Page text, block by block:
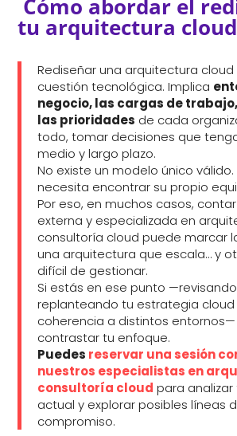
Cómo abordar el
tu arquitectura cloud
Rediseñar una arquitectura
cuestión tecnológica. Implica
negocio, las cargas de
las prioridades de cada
todo, tomar decisiones que
medio y largo plazo.
No existe un modelo único
necesita encontrar su propio
Por eso, en muchos casos,
externa y especializada en
consultoría cloud puede marcar
una arquitectura que escala… y
difícil de gestionar.
Si estás en ese punto
replanteando tu estrategia
coherencia a distintos
contrastar tu enfoque.
Puedes reservar una sesión
nuestros especialistas en
consultoría cloud para
actual y explorar posibles líneas
compromiso.